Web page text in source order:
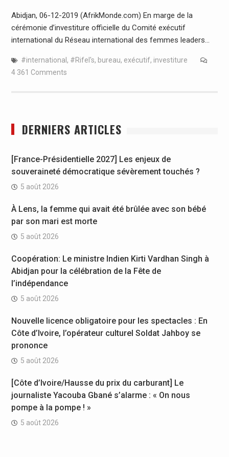
Abidjan, 06-12-2019 (AfrikMonde.com) En marge de la
cérémonie d’investiture officielle du Comité exécutif
international du Réseau international des femmes leaders…
#international , #Rifel's, bureau, exécutif, investiture
4 361 Comments
DERNIERS ARTICLES
[France-Présidentielle 2027] Les enjeux de
souveraineté démocratique sévèrement touchés ?
5 août 2026
À Lens, la femme qui avait été brûlée avec son bébé
par son mari est morte
5 août 2026
Coopération: Le ministre Indien Kirti Vardhan Singh à
Abidjan pour la célébration de la Fête de
l’indépendance
5 août 2026
Nouvelle licence obligatoire pour les spectacles : En
Côte d’Ivoire, l’opérateur culturel Soldat Jahboy se
prononce
5 août 2026
[Côte d’Ivoire/Hausse du prix du carburant] Le
journaliste Yacouba Gbané s’alarme : « On nous
pompe à la pompe ! »
5 août 2026